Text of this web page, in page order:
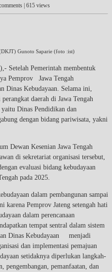
| 615 views
Gunoto Saparie (foto :ist)
Setelah Pemerintah membentuk
Pemprov Jawa Tengah
Dinas Kebudayaan. Selama ini,
daerah di Jawa Tengah
Dinas Pendidikan dan
dengan bidang pariwisata, yakni
Dewan Kesenian Jawa Tengah
di sekretariat organisasi tersebut,
evaluasi bidang kebudayaan
pada 2025.
dalam pembangunan sampai
karena Pemprov Jateng setengah hati
dalam perencanaan
tempat sentral dalam sistem
Dinas Kebudayaan menjadi
dan implementasi pemajuan
setidaknya diperlukan langkah-
pengembangan, pemanfaatan, dan